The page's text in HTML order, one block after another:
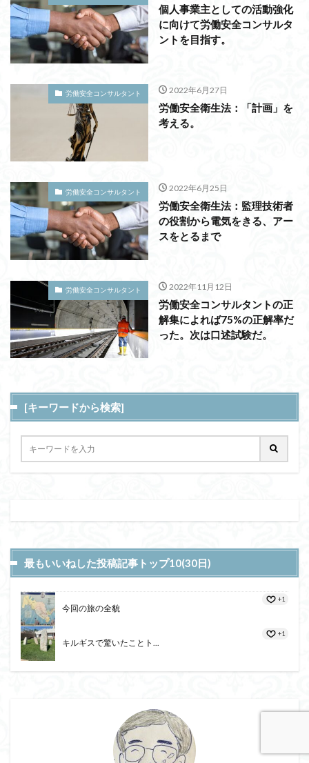
個人事業主としての活動強化
に向けて労働安全コンサルタ
ントを目指す。
労働安全コンサルタント 2022年6月27日
労働安全衛生法：「計画」を
考える。
労働安全コンサルタント 2022年6月25日
労働安全衛生法：監理技術者
の役割から電気をきる、アー
スをとるまで
労働安全コンサルタント 2022年11月12日
労働安全コンサルタントの正
解集によれば75%の正解率だ
った。次は口述試験だ。
[キーワードから検索]
最もいいねした投稿記事トップ10(30日)
今回の旅の全貌
+1
キルギスで驚いたことト...
+1